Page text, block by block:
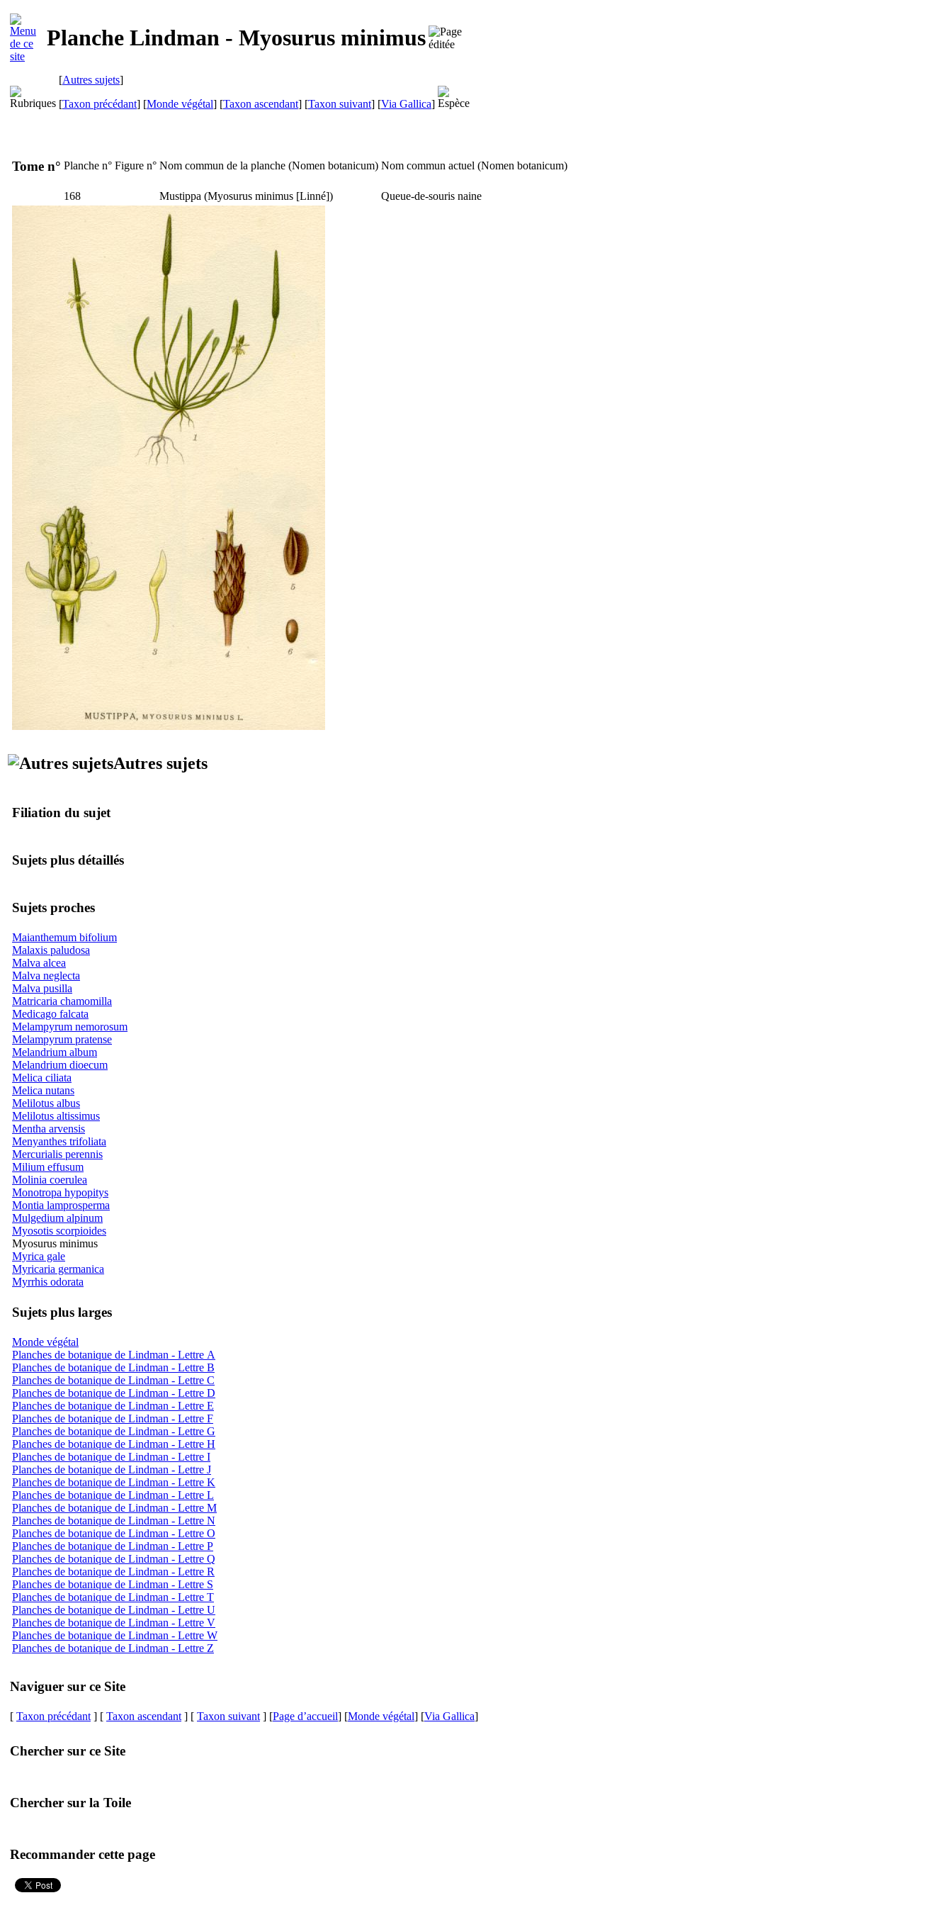
Planche Lindman - Myosurus minimus
[Autres sujets]
[Taxon précédant] [Monde végétal] [Taxon ascendant] [Taxon suivant] [Via Gallica]
Tome n° Planche n° Figure n° Nom commun de la planche (Nomen botanicum) Nom commun actuel (Nomen botanicum)
168 Mustippa (Myosurus minimus [Linné]) Queue-de-souris naine
Autres sujets
Filiation du sujet
Sujets plus détaillés
Sujets proches
Maianthemum bifolium
Malaxis paludosa
Malva alcea
Malva neglecta
Malva pusilla
Matricaria chamomilla
Medicago falcata
Melampyrum nemorosum
Melampyrum pratense
Melandrium album
Melandrium dioecum
Melica ciliata
Melica nutans
Melilotus albus
Melilotus altissimus
Mentha arvensis
Menyanthes trifoliata
Mercurialis perennis
Milium effusum
Molinia coerulea
Monotropa hypopitys
Montia lamprosperma
Mulgedium alpinum
Myosotis scorpioides
Myosurus minimus
Myrica gale
Myricaria germanica
Myrrhis odorata
Sujets plus larges
Monde végétal
Planches de botanique de Lindman - Lettre A
Planches de botanique de Lindman - Lettre B
Planches de botanique de Lindman - Lettre C
Planches de botanique de Lindman - Lettre D
Planches de botanique de Lindman - Lettre E
Planches de botanique de Lindman - Lettre F
Planches de botanique de Lindman - Lettre G
Planches de botanique de Lindman - Lettre H
Planches de botanique de Lindman - Lettre I
Planches de botanique de Lindman - Lettre J
Planches de botanique de Lindman - Lettre K
Planches de botanique de Lindman - Lettre L
Planches de botanique de Lindman - Lettre M
Planches de botanique de Lindman - Lettre N
Planches de botanique de Lindman - Lettre O
Planches de botanique de Lindman - Lettre P
Planches de botanique de Lindman - Lettre Q
Planches de botanique de Lindman - Lettre R
Planches de botanique de Lindman - Lettre S
Planches de botanique de Lindman - Lettre T
Planches de botanique de Lindman - Lettre U
Planches de botanique de Lindman - Lettre V
Planches de botanique de Lindman - Lettre W
Planches de botanique de Lindman - Lettre Z
Naviguer sur ce Site
[ Taxon précédant ] [ Taxon ascendant ] [ Taxon suivant ] [Page d’accueil] [Monde végétal] [Via Gallica]
Chercher sur ce Site
Chercher sur la Toile
Recommander cette page